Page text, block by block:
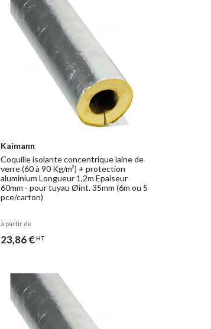
Kaimann
Coquille isolante concentrique laine de
verre (60 à 90 Kg/m²) + protection
aluminium Longueur 1,2m Epaiseur
60mm - pour tuyau Øint. 35mm (6m ou 5
pce/carton)
à partir de
23,86 €HT